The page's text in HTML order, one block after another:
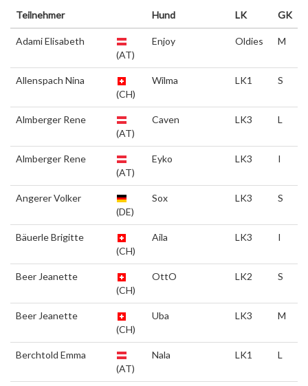
Teilnehmer Hund LK GK
Adami Elisabeth
(AT)
Enjoy Oldies M
Allenspach Nina
(CH)
Wilma LK1 S
Almberger Rene
(AT)
Caven LK3 L
Almberger Rene
(AT)
Eyko LK3 I
Angerer Volker
(DE)
Sox LK3 S
Bäuerle Brigitte
(CH)
Aila LK3 I
Beer Jeanette
(CH)
OttO LK2 S
Beer Jeanette
(CH)
Uba LK3 M
Berchtold Emma
(AT)
Nala LK1 L